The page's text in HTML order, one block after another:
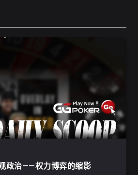
政治——权力博弈的缩影